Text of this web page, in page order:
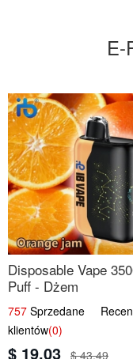
E-
Disposable Vape
Puff - Dżem
Pomarańczowy |
757 Sprzedane
klientów(0)
$ 19.03 $ 43.49